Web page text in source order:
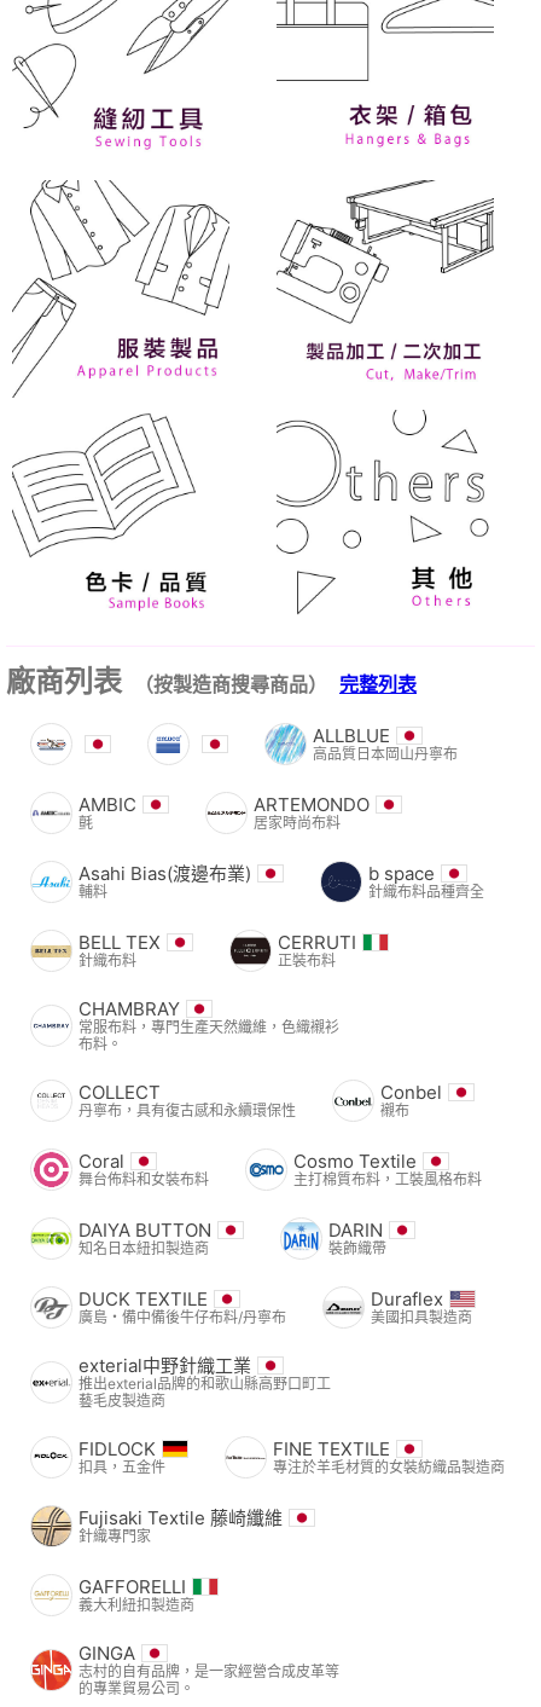
廠商列表 （按製造商搜尋商品） 完整列表
ALLBLUE
高品質日本岡山丹寧布
AMBIC
氈
ARTEMONDO
居家時尚布料
Asahi Bias(渡邊布業)
輔料
b space
針織布料品種齊全
BELL TEX
針織布料
CERRUTI
正裝布料
CHAMBRAY
常服布料，專門生產天然纖維，色織襯衫
布料。
COLLECT
丹寧布，具有復古感和永續環保性
Conbel
襯布
Coral
舞台佈料和女裝布料
Cosmo Textile
主打棉質布料，工裝風格布料
DAIYA BUTTON
知名日本紐扣製造商
DARIN
裝飾織帶
DUCK TEXTILE
廣島・備中備後牛仔布料/丹寧布
Duraflex
美國扣具製造商
exterial中野針織工業
推出exterial品牌的和歌山縣高野口町工
藝毛皮製造商
FIDLOCK
扣具，五金件
FINE TEXTILE
專注於羊毛材質的女裝紡織品製造商
Fujisaki Textile 藤崎纖維
針織專門家
GAFFORELLI
義大利紐扣製造商
GINGA
志村的自有品牌，是一家經營合成皮革等
的專業貿易公司。